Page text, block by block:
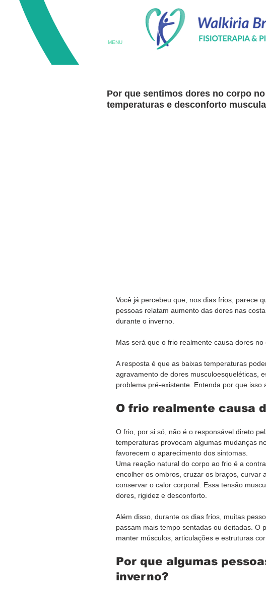
MENU
Por que sentimos dores no corpo
temperaturas e desconforto
Você já percebeu que, nos dias frios, parece
pessoas relatam aumento das dores nas
durante o inverno.
Mas será que o frio realmente causa dores
A resposta é que as baixas temperaturas
agravamento de dores musculoesqueléticas,
problema pré-existente. Entenda por que
O frio realmente causa
O frio, por si só, não é o responsável direto
temperaturas provocam algumas mudanças
favorecem o aparecimento dos sintomas.
Uma reação natural do corpo ao frio é a
encolher os ombros, cruzar os braços, curvar
conservar o calor corporal. Essa tensão
dores, rigidez e desconforto.
Além disso, durante os dias frios, muitas
passam mais tempo sentadas ou deitadas. O
manter músculos, articulações e estruturas
Por que algumas
inverno?